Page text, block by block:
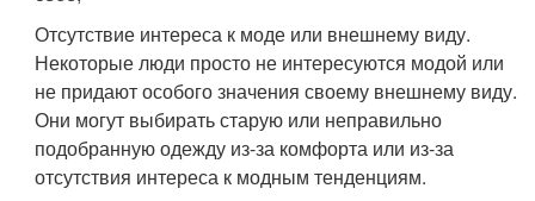
Отсутствие интереса к моде или внешнему виду.
Некоторые люди просто не интересуются модой или
не придают особого значения своему внешнему виду.
Они могут выбирать старую или неправильно
подобранную одежду из-за комфорта или из-за
отсутствия интереса к модным тенденциям.